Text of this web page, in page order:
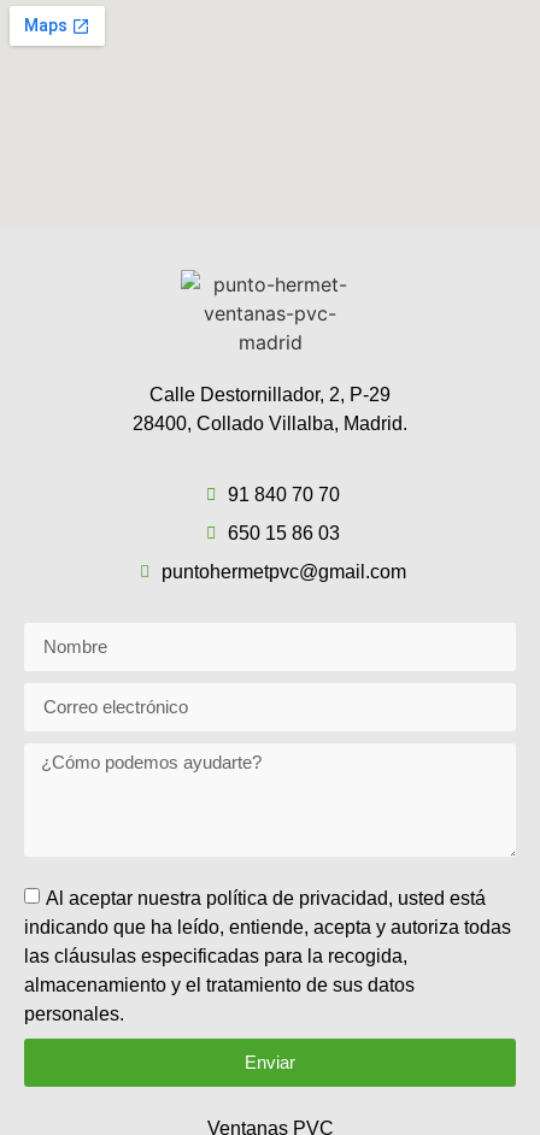
Calle Destornillador, 2, P-29
28400, Collado Villalba, Madrid.
91 840 70 70
650 15 86 03
puntohermetpvc@gmail.com
Al aceptar nuestra política de privacidad, usted está
indicando que ha leído, entiende, acepta y autoriza todas
las cláusulas especificadas para la recogida,
almacenamiento y el tratamiento de sus datos
personales.
Enviar
Ventanas PVC